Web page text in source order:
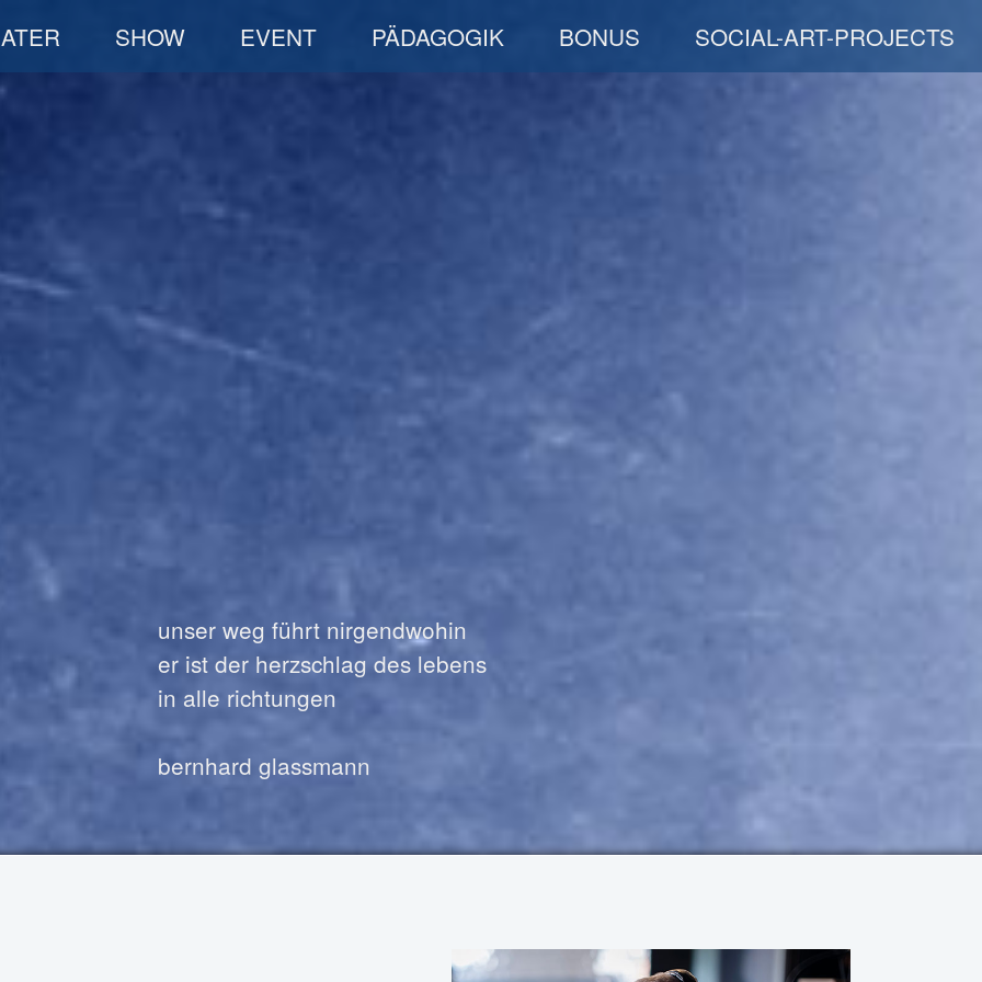
SHOW EVENT PÄDAGOGIK BONUS SOCIAL-ART-PROJECTS
unser weg führt nirgendwohin
er ist der herzschlag des lebens
in alle richtungen
bernhard glassmann